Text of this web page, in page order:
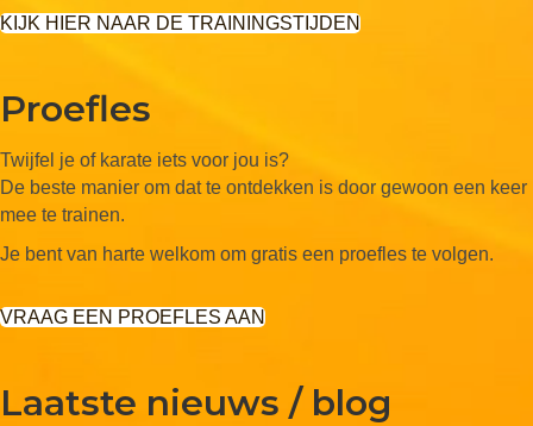
KIJK HIER NAAR DE TRAININGSTIJDEN
Proefles
Twijfel je of karate iets voor jou is?
De beste manier om dat te ontdekken is door gewoon een keer
mee te trainen.
Je bent van harte welkom om gratis een proefles te volgen.
VRAAG EEN PROEFLES AAN
Laatste nieuws / blog